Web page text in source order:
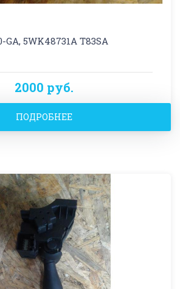
GA, 5WK48731A T83SA
2000 руб.
ПОДРОБНЕЕ